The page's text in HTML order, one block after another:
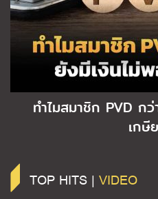
ทำไมสมาชิก PVD ก
เกษี
TOP HITS | VIDEO